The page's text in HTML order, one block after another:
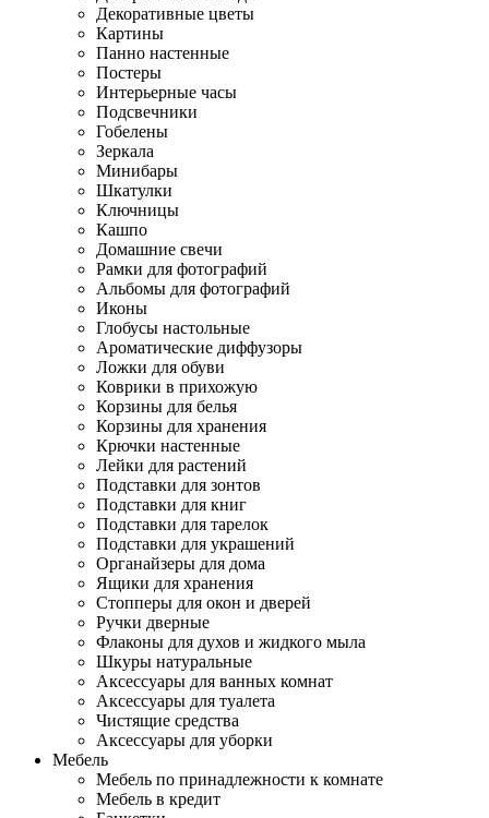
Декоративные цветы
Картины
Панно настенные
Постеры
Интерьерные часы
Подсвечники
Гобелены
Зеркала
Минибары
Шкатулки
Ключницы
Кашпо
Домашние свечи
Рамки для фотографий
Альбомы для фотографий
Иконы
Глобусы настольные
Ароматические диффузоры
Ложки для обуви
Коврики в прихожую
Корзины для белья
Корзины для хранения
Крючки настенные
Лейки для растений
Подставки для зонтов
Подставки для книг
Подставки для тарелок
Подставки для украшений
Органайзеры для дома
Ящики для хранения
Стопперы для окон и дверей
Ручки дверные
Флаконы для духов и жидкого мыла
Шкуры натуральные
Аксессуары для ванных комнат
Аксессуары для туалета
Чистящие средства
Аксессуары для уборки
Мебель
Мебель по принадлежности к комнате
Мебель в кредит